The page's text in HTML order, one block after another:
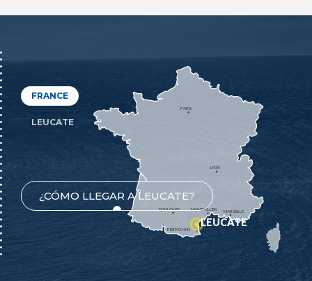
FRANCE
LEUCATE
¿CÓMO LLEGAR A LEUCATE?
MONTPELLIER
PERPIGNAN
MARSEILLE
TOULOUSE
LYON
PARIS
LEUCATE